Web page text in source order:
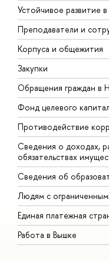
Устойчивое развитие
Преподаватели и
Корпуса и общежития
Закупки
Обращения граждан
Фонд целевого
Противодействие
Сведения о доходах,
обязательствах
Сведения об
Людям с
Единая платежная
Работа в Вышке